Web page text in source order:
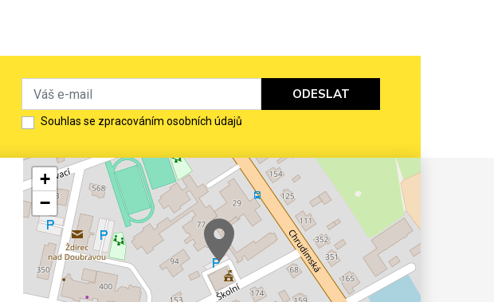
Souhlas se zpracováním osobních údajů
ODESLAT
+
−